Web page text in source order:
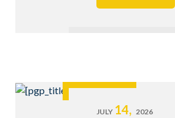
JULY 14, 2026